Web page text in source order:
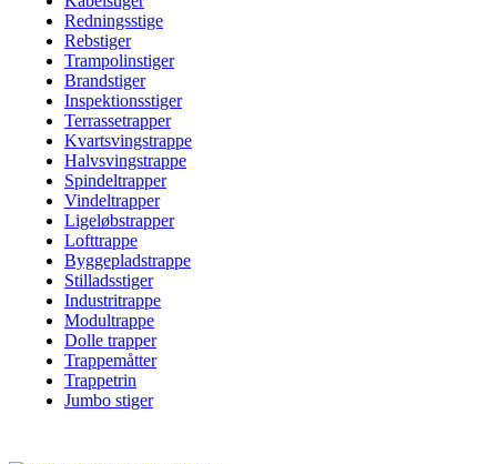
Redningsstige
Rebstiger
Trampolinstiger
Brandstiger
Inspektionsstiger
Terrassetrapper
Kvartsvingstrappe
Halvsvingstrappe
Spindeltrapper
Vindeltrapper
Ligeløbstrapper
Lofttrappe
Byggepladstrappe
Stilladsstiger
Industritrappe
Modultrappe
Dolle trapper
Trappemåtter
Trappetrin
Jumbo stiger